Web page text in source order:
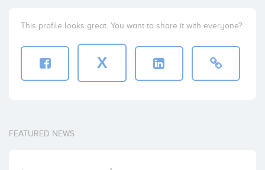
This profile looks great. You want to share it with everyone?
X
FEATURED NEWS